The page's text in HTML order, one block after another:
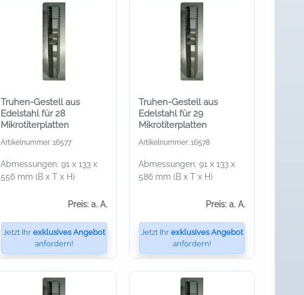
Truhen-Gestell aus
Edelstahl für 28
Mikrotiterplatten
Artikelnummer: 16577
Abmessungen: 91 x 133 x
556 mm (B x T x H)
Preis: a. A.
Jetzt Ihr exklusives Angebot
anfordern!
Truhen-Gestell aus
Edelstahl für 29
Mikrotiterplatten
Artikelnummer: 16578
Abmessungen: 91 x 133 x
586 mm (B x T x H)
Preis: a. A.
Jetzt Ihr exklusives Angebot
anfordern!